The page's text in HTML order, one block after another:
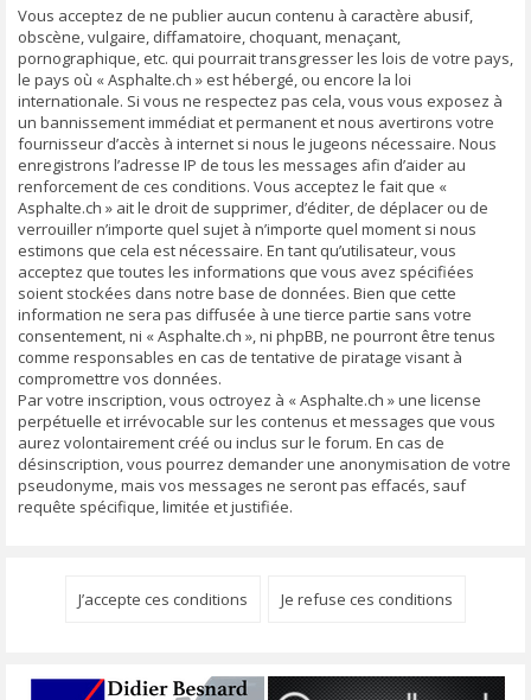
Vous acceptez de ne publier aucun contenu à caractère abusif,
obscène, vulgaire, diffamatoire, choquant, menaçant,
pornographique, etc. qui pourrait transgresser les lois de votre pays,
le pays où « Asphalte.ch » est hébergé, ou encore la loi
internationale. Si vous ne respectez pas cela, vous vous exposez à
un bannissement immédiat et permanent et nous avertirons votre
fournisseur d’accès à internet si nous le jugeons nécessaire. Nous
enregistrons l’adresse IP de tous les messages afin d’aider au
renforcement de ces conditions. Vous acceptez le fait que «
Asphalte.ch » ait le droit de supprimer, d’éditer, de déplacer ou de
verrouiller n’importe quel sujet à n’importe quel moment si nous
estimons que cela est nécessaire. En tant qu’utilisateur, vous
acceptez que toutes les informations que vous avez spécifiées
soient stockées dans notre base de données. Bien que cette
information ne sera pas diffusée à une tierce partie sans votre
consentement, ni « Asphalte.ch », ni phpBB, ne pourront être tenus
comme responsables en cas de tentative de piratage visant à
compromettre vos données.
Par votre inscription, vous octroyez à « Asphalte.ch » une license
perpétuelle et irrévocable sur les contenus et messages que vous
aurez volontairement créé ou inclus sur le forum. En cas de
désinscription, vous pourrez demander une anonymisation de votre
pseudonyme, mais vos messages ne seront pas effacés, sauf
requête spécifique, limitée et justifiée.